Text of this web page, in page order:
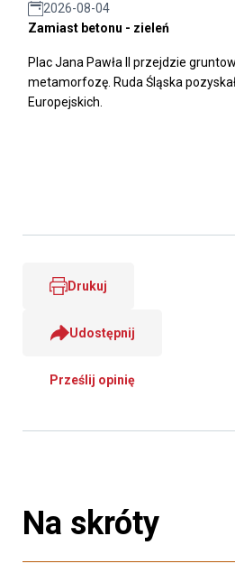
2026-08-04
Zamiast betonu - zieleń
Plac Jana Pawła II przejdzie
metamorfozę. Ruda Śląska
Europejskich.
Drukuj
Udostępnij
Prześlij opinię
Na skróty